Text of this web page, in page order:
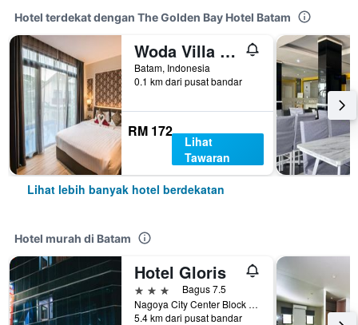
Hotel terdekat dengan The Golden Bay Hotel Batam
Woda Villa & Spa
Batam, Indonesia
0.1 km dari pusat bandar
RM 172
Lihat
Tawaran
Lihat lebih banyak hotel berdekatan
Hotel murah di Batam
Hotel Gloris
3 bintangBagus 7.5
Nagoya City Center Block I No. 8, Batam, Indonesia
5.4 km dari pusat bandar